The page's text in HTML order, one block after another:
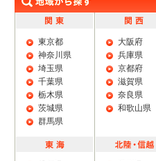
東京都
神奈川県
埼玉県
千葉県
栃木県
茨城県
群馬県
大阪府
兵庫県
京都府
滋賀県
奈良県
和歌山県